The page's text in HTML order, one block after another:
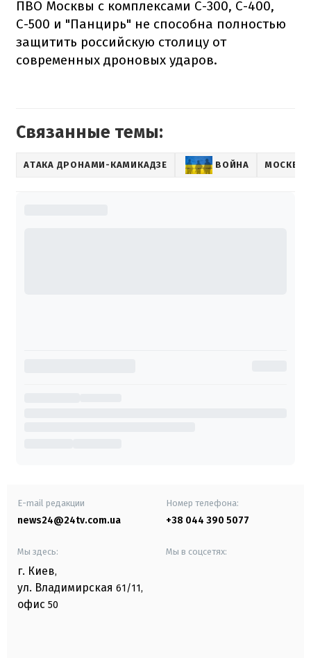
ПВО Москвы с комплексами С-300, С-400,
С-500 и "Панцирь" не способна полностью
защитить российскую столицу от
современных дроновых ударов.
Связанные темы:
АТАКА ДРОНАМИ-КАМИКАДЗЕ ВОЙНА МОСКВА
E-mail редакции
news24@24tv.com.ua
Номер телефона:
+38 044 390 5077
Мы здесь:
г. Киев,
ул. Владимирская 61/11,
офис 50
Мы в соцсетях: